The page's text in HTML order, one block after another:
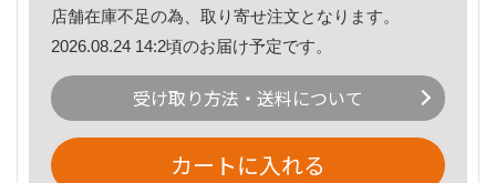
店舗在庫不足の為、取り寄せ注文となります。
2026.08.24 14:2頃のお届け予定です。
受け取り方法・送料について
カートに入れる